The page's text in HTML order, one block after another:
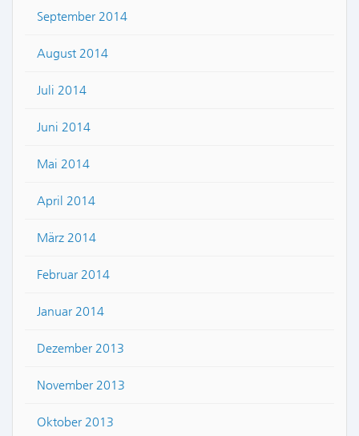
September 2014
August 2014
Juli 2014
Juni 2014
Mai 2014
April 2014
März 2014
Februar 2014
Januar 2014
Dezember 2013
November 2013
Oktober 2013